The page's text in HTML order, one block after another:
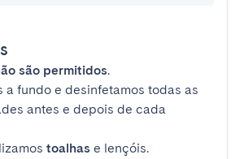
são permitidos.
a fundo e desinfetamos todas as
antes e depois de cada
toalhas e lençóis.